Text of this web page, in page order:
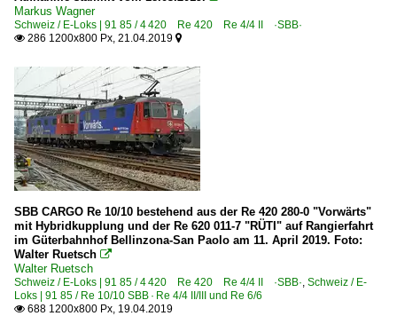
Markus Wagner
Schweiz / E-Loks | 91 85 / 4 420 Re 420 Re 4/4 II ·SBB·
 286 1200x800 Px, 21.04.2019 
SBB CARGO Re 10/10 bestehend aus der Re 420 280-0 "Vorwärts"
mit Hybridkupplung und der Re 620 011-7 "RÜTI" auf Rangierfahrt
im Güterbahnhof Bellinzona-San Paolo am 11. April 2019. Foto:
Walter Ruetsch 
Walter Ruetsch
Schweiz / E-Loks | 91 85 / 4 420 Re 420 Re 4/4 II ·SBB·, Schweiz / E-
Loks | 91 85 / Re 10/10 SBB · Re 4/4 II/III und Re 6/6
 688 1200x800 Px, 19.04.2019